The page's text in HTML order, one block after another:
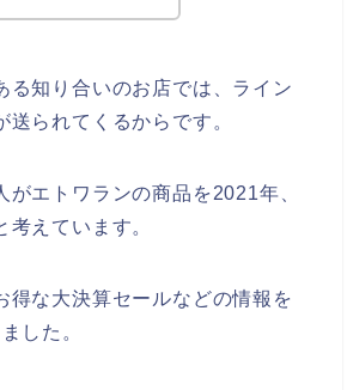
る知り合いのお店では、ライン
られてくるからです。
エトワランの商品を2021年、
えています。
得な大決算セールなどの情報を
した。